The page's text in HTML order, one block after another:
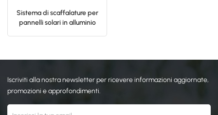
Sistema di scaffalature per
pannelli solari in alluminio
Iscriviti alla nostra newsletter per ricevere informazioni aggiornate,
promozioni e approfondimenti.